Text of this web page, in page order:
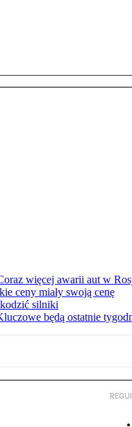
więcej awarii aut w
ceny miały swoją cenę
silniki
będą ostatnie